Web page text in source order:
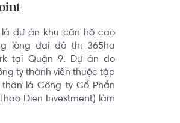
là dự án khu căn hộ cao
lòng đại đô thị 365ha
tại Quận 9. Dự án do
ty thành viên thuộc tập
là Công ty Cổ Phần
Dien Investment) làm